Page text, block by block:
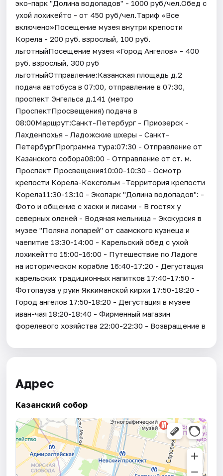
эко-парк "Долина водопадов" - 1000 руб/чел.Обед с
ухой лохикейто - от 450 руб/чел.Тариф «Все
включено»Посещение музея внутри крепости
Корела - 200 руб. взрослый, 100 руб.
льготныйПосещение музея «Город Ангелов» - 400
руб. взрослый, 300 руб
льготныйОтправление:Казанская площадь д.2
подача автобуса в 07:00, отправление в 07:30,
проспект Энгельса д.141 (метро
ПроспектПросвещения) подача в
08:00Маршрут:Санкт-Петербург - Приозерск -
Лахденпохья - Ладожские шхеры - Санкт-
ПетербургПрограмма тура:07:30 - Отправление от
Казанского собора08:00 - Отправление от ст. м.
Проспект Просвещения10:00-10:30 - Осмотр
крепости Корела-Кексгольм -Территория крепости
Корела11:30-13:10 - Экопарк "Долина водопадов": -
Фото и общение с хаски и лисами - В гостях у
северных оленей - Водяная мельница - Экскурсия в
музее "Поляна лопарей" от саамского кузнеца и
чаепитие 13:30-14:00 - Карельский обед с ухой
лохикейтто 15:00-16:00 - Путешествие по Ладоге
на историческом корабле 16:40-17:20 - Дегустация
карельских традиционных напитков 17:40-17:50 -
Фотопауза у руин Яккиманской кирхи 17:50-18:20 -
Город ангелов 17:50-18:20 - Дегустация в музее
иван-чая 18:20-18:40 - Фирменный магазин
форелевого хозяйства 22:00-22:30 - Возвращение в
Адрес
Казанский собор